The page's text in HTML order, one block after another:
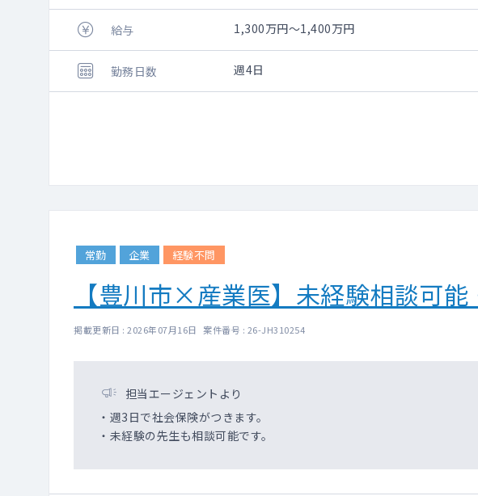
ドック10～15名
健診 20～25名
巡回健診 年間308カ所（30～100名）
読影
給与 1,300万円～1,400万円
勤務日数 週4日
常勤 企業 経験不問
【豊川市×産業医】未経験相談可
掲載更新日 : 2026年07月16日 案件番号 : 26-JH310254
担当エージェントより
・週3日で社会保険がつきます。
・未経験の先生も相談可能です。